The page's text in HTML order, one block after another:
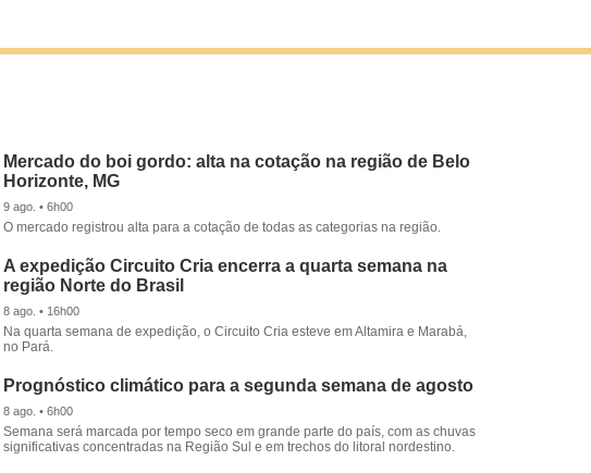
Mercado do boi gordo: alta na cotação na região de Belo
Horizonte, MG
9 ago. • 6h00
O mercado registrou alta para a cotação de todas as categorias na região.
A expedição Circuito Cria encerra a quarta semana na
região Norte do Brasil
8 ago. • 16h00
Na quarta semana de expedição, o Circuito Cria esteve em Altamira e Marabá,
no Pará.
Prognóstico climático para a segunda semana de agosto
8 ago. • 6h00
Semana será marcada por tempo seco em grande parte do país, com as chuvas
significativas concentradas na Região Sul e em trechos do litoral nordestino.